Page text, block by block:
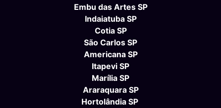
Embu das Artes SP
Indaiatuba SP
Cotia SP
São Carlos SP
Americana SP
Itapevi SP
Marília SP
Araraquara SP
Hortolândia SP